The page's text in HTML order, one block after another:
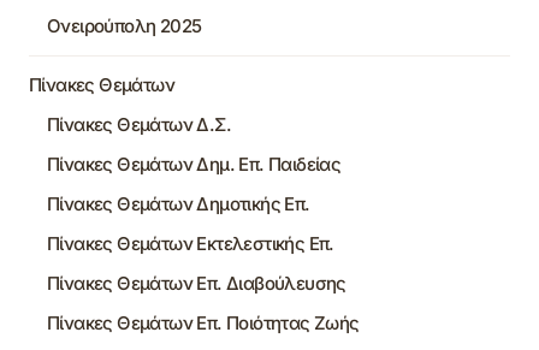
Ονειρούπολη 2025
Πίνακες Θεμάτων
Πίνακες Θεμάτων Δ.Σ.
Πίνακες Θεμάτων Δημ. Επ. Παιδείας
Πίνακες Θεμάτων Δημοτικής Επ.
Πίνακες Θεμάτων Εκτελεστικής Επ.
Πίνακες Θεμάτων Επ. Διαβούλευσης
Πίνακες Θεμάτων Επ. Ποιότητας Ζωής